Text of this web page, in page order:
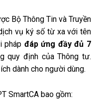
Bộ Thông Tin và Truyền
vụ ký số từ xa với tên
pháp đáp ứng đầy đủ 7
quy định của Thông tư.
dành cho người dùng.
SmartCA bao gồm: